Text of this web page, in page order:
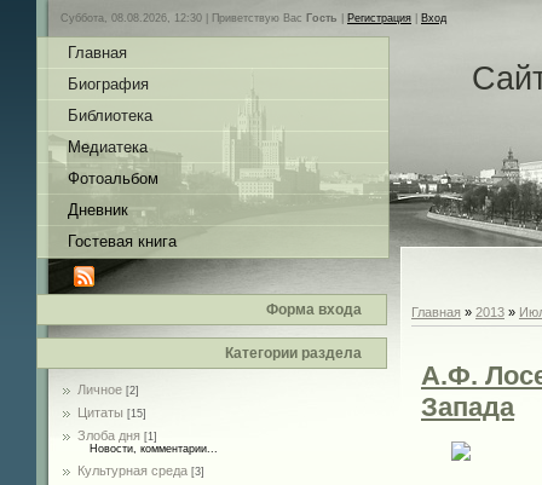
Суббота, 08.08.2026, 12:30 | Приветствую Вас Гость Регистрация Вход
Главная
Биография
Библиотека
Медиатека
Фотоальбом
Дневник
Гостевая книга
Форма входа
Категории раздела
Личное [2]
Цитаты [15]
Злоба дня [1]
Новости, комментарии...
Культурная среда [3]
Главная » 2013 »
А.Ф.
Запада